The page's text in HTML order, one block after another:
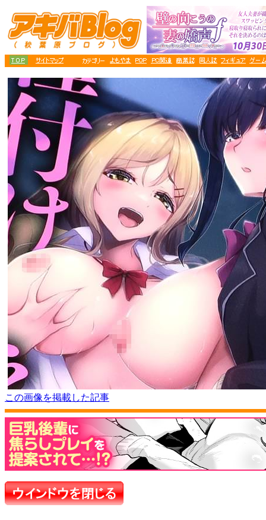
この画像を掲載した記事